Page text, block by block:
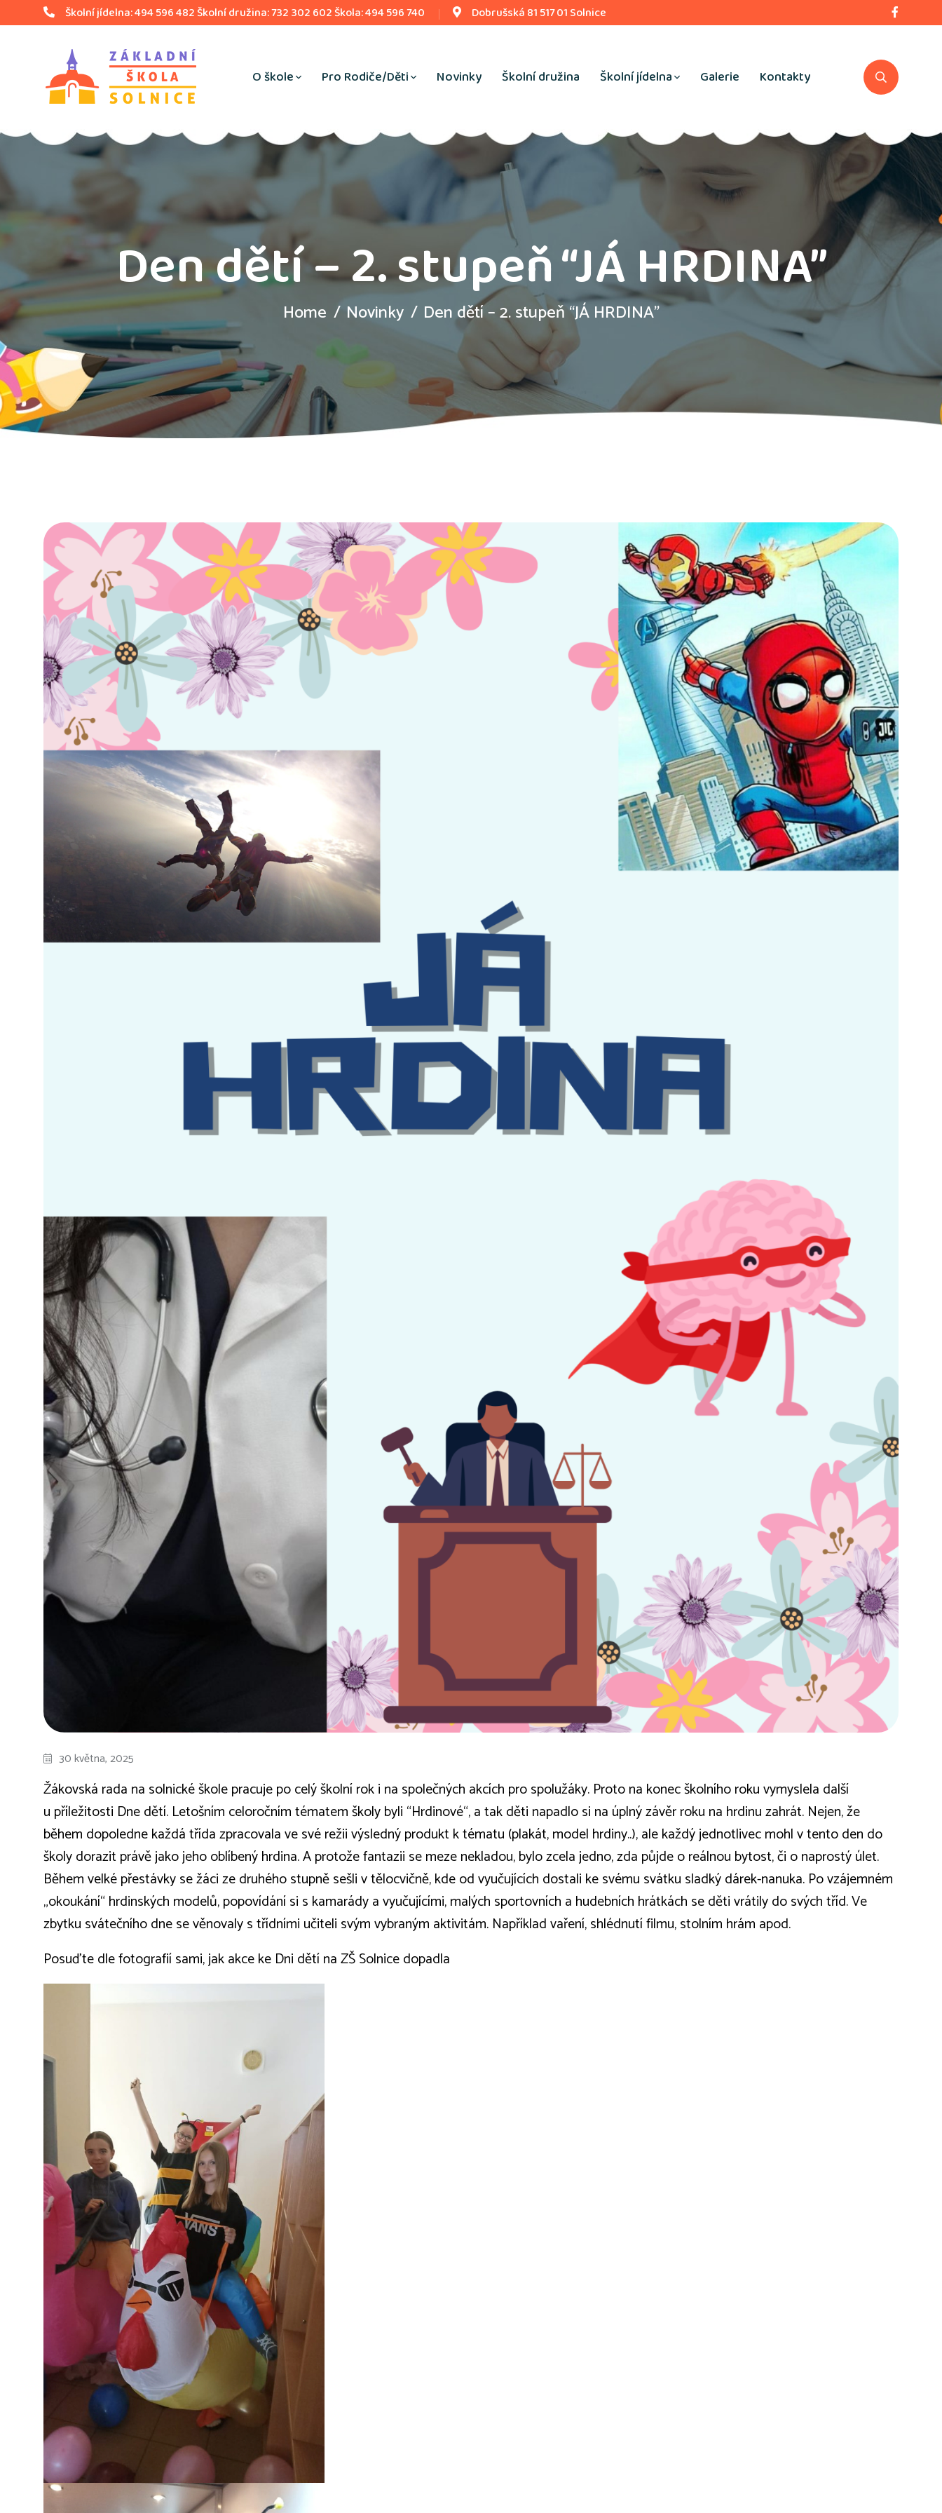
Školní jídelna: 494 596 482 Školní družina: 732 302 602 Škola: 494 596 740 Dobrušská 81 517 01 Solnice
O škole Pro Rodiče/Děti Novinky Školní družina Školní jídelna Galerie Kontakty
Den dětí – 2. stupeň “JÁ HRDINA”
Home Novinky Den dětí – 2. stupeň “JÁ HRDINA”
30 května, 2025
Žákovská rada na solnické škole pracuje po celý školní rok i na společných akcích pro spolužáky. Proto na konec školního roku vymyslela další
u příležitosti Dne dětí. Letošním celoročním tématem školy byli “Hrdinové“, a tak děti napadlo si na úplný závěr roku na hrdinu zahrát. Nejen, že
během dopoledne každá třída zpracovala ve své režii výsledný produkt k tématu (plakát, model hrdiny..), ale každý jednotlivec mohl v tento den do
školy dorazit právě jako jeho oblíbený hrdina. A protože fantazii se meze nekladou, bylo zcela jedno, zda půjde o reálnou bytost, či o naprostý úlet.
Během velké přestávky se žáci ze druhého stupně sešli v tělocvičně, kde od vyučujících dostali ke svému svátku sladký dárek-nanuka. Po vzájemném
„okoukání“ hrdinských modelů, popovídání si s kamarády a vyučujícími, malých sportovních a hudebních hrátkách se děti vrátily do svých tříd. Ve
zbytku svátečního dne se věnovaly s třídními učiteli svým vybraným aktivitám. Například vaření, shlédnutí filmu, stolním hrám apod.
Posuďte dle fotografií sami, jak akce ke Dni dětí na ZŠ Solnice dopadla